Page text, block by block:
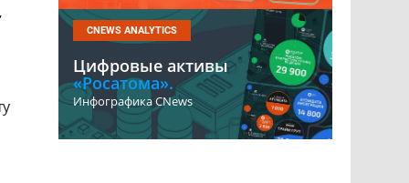
CNEWS ANALYTICS
Цифровые активы
«Росатома».
Инфографика CNews